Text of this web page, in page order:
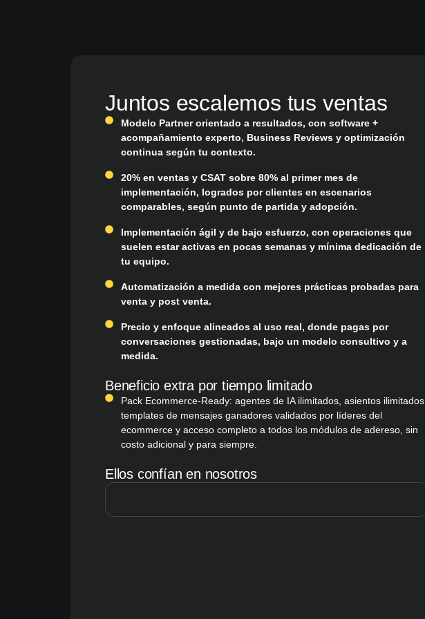
Juntos escalemos tus ventas
Modelo Partner orientado a resultados, con software +
acompañamiento experto, Business Reviews y optimización
continua según tu contexto.
20% en ventas y CSAT sobre 80% al primer mes de
implementación, logrados por clientes en escenarios
comparables, según punto de partida y adopción.
Implementación ágil y de bajo esfuerzo, con operaciones que
suelen estar activas en pocas semanas y mínima dedicación de
tu equipo.
Automatización a medida con mejores prácticas probadas para
venta y post venta.
Precio y enfoque alineados al uso real, donde pagas por
conversaciones gestionadas, bajo un modelo consultivo y a
medida.
Beneficio extra por tiempo limitado
Pack Ecommerce-Ready: agentes de IA ilimitados, asientos ilimitados,
templates de mensajes ganadores validados por líderes del
ecommerce y acceso completo a todos los módulos de adereso, sin
costo adicional y para siempre.
Ellos confían en nosotros